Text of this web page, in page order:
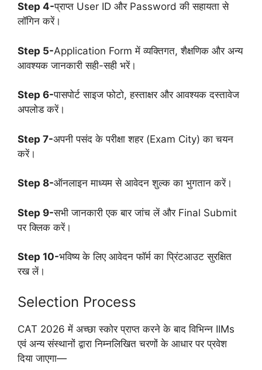
Step 4-प्राप्त User ID और Password की सहायता से
लॉगिन करें।
Step 5-Application Form में व्यक्तिगत, शैक्षणिक और अन्य
आवश्यक जानकारी सही-सही भरें।
Step 6-पासपोर्ट साइज फोटो, हस्ताक्षर और आवश्यक दस्तावेज
अपलोड करें।
Step 7-अपनी पसंद के परीक्षा शहर (Exam City) का चयन
करें।
Step 8-ऑनलाइन माध्यम से आवेदन शुल्क का भुगतान करें।
Step 9-सभी जानकारी एक बार जांच लें और Final Submit
पर क्लिक करें।
Step 10-भविष्य के लिए आवेदन फॉर्म का प्रिंटआउट सुरक्षित
रख लें।
Selection Process
CAT 2026 में अच्छा स्कोर प्राप्त करने के बाद विभिन्न IIMs
एवं अन्य संस्थानों द्वारा निम्नलिखित चरणों के आधार पर प्रवेश
दिया जाएगा—